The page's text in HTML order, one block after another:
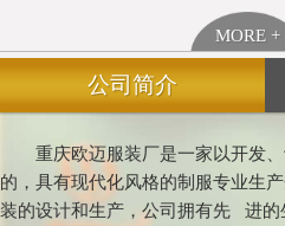
MORE +
公司简介
重庆欧迈服装厂是一家以开发
的，具有现代化风格的制服专业生
装的设计和生产，公司拥有先 进的